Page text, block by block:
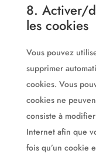
8. Activer/
les cookies
Vous pouvez
supprimer
cookies. Vous
cookies ne
consiste à
Internet afin que
fois qu’un cookie